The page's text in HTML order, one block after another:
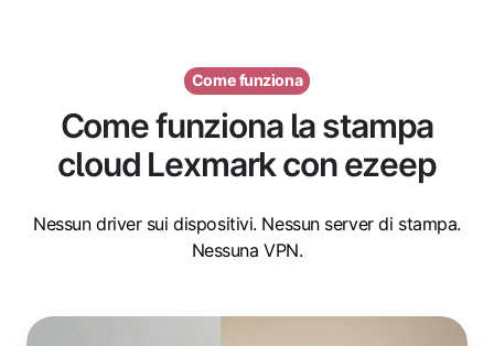
Come funziona
Come funziona la stampa
cloud Lexmark con ezeep
Nessun driver sui dispositivi. Nessun server di stampa.
Nessuna VPN.